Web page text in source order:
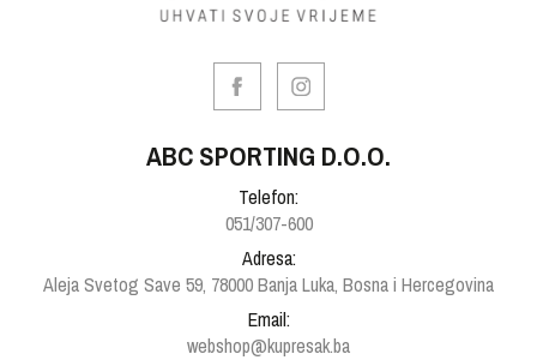
ABC SPORTING D.O.O.
Telefon:
051/307-600
Adresa:
Aleja Svetog Save 59, 78000 Banja Luka, Bosna i Hercegovina
Email:
webshop@kupresak.ba